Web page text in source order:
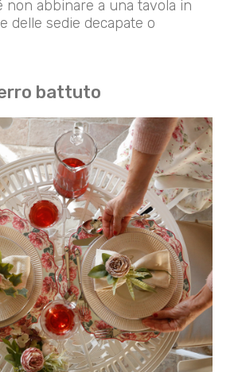
non abbinare a una tavola in
delle sedie decapate o
battuto